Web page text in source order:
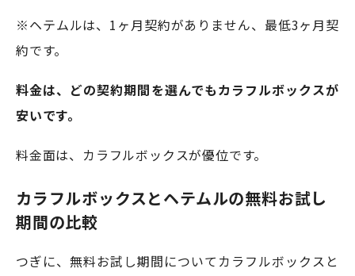
※ヘテムルは、1ヶ月契約がありません、最低3ヶ月契
約です。
料金は、どの契約期間を選んでもカラフルボックスが
安いです。
料金面は、カラフルボックスが優位です。
カラフルボックスとヘテムルの無料お試し
期間の比較
つぎに、無料お試し期間についてカラフルボックスと